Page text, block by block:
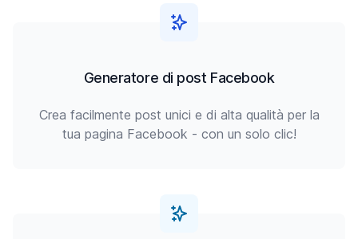
Generatore di post Facebook
Crea facilmente post unici e di alta qualità per la
tua pagina Facebook - con un solo clic!